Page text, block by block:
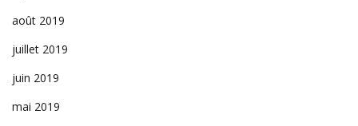
août 2019
juillet 2019
juin 2019
mai 2019